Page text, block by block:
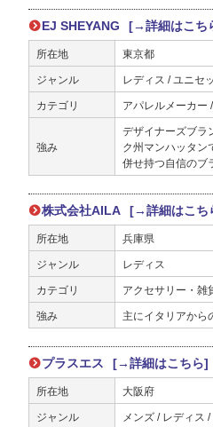
EJ SHEYANG [→詳細はこち
所在地 東京都
ジャンル レディス / ユニセ
カテゴリ アパレルメーカー
強み
デザイナーズブラ
ク州マンハッタン
併せ持つ自信のブ
株式会社AILA [→詳細はこち
所在地 兵庫県
ジャンル レディス
カテゴリ アクセサリー・雑
強み 主にイタリアから
プラスエス [→詳細はこちら]
所在地 大阪府
ジャンル メンズ / レディス